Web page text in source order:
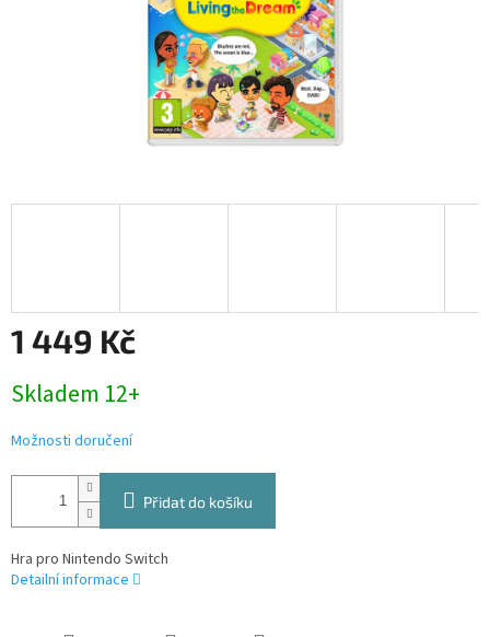
1 449 Kč
cena:
Skladem 12+
Možnosti doručení
Přidat do košíku
Hra pro Nintendo Switch
Detailní informace